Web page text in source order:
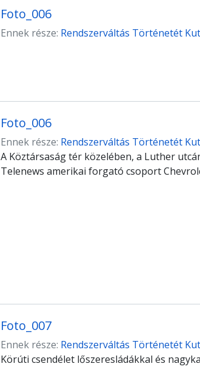
Foto_006
Ennek része: Rendszerváltás Történetét
Foto_006
Ennek része: Rendszerváltás Történetét
A Köztársaság tér közelében, a Luther
Telenews amerikai forgató csoport
Foto_007
Ennek része: Rendszerváltás Történetét
Körúti csendélet lőszeresládákkal és